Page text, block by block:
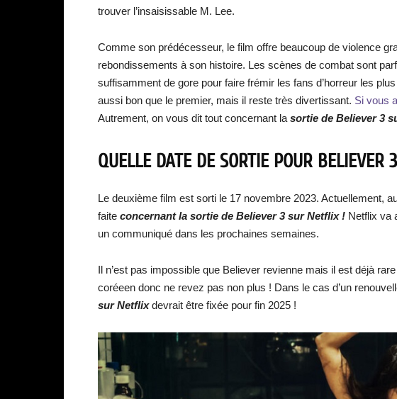
trouver l’insaisissable M. Lee.
Comme son prédécesseur, le film offre beaucoup de violence
rebondissements à son histoire. Les scènes de combat sont
suffisamment de gore pour faire frémir les fans d’horreur les
aussi bon que le premier, mais il reste très divertissant. Si vous
Autrement, on vous dit tout concernant la sortie de Believer 3
QUELLE DATE DE SORTIE POUR BELIEVER
Le deuxième film est sorti le 17 novembre 2023. Actuellement,
faite concernant la sortie de Believer 3 sur Netflix ! Netflix va
un communiqué dans les prochaines semaines.
Il n’est pas impossible que Believer revienne mais il est déjà
coréeen donc ne revez pas non plus ! Dans le cas d’un
sur Netflixdevrait être fixée pour fin 2025 !